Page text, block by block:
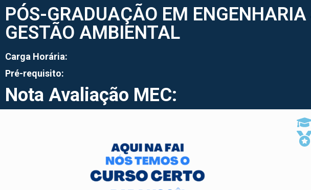
PÓS-GRADUAÇÃO EM
GESTÃO AMBIENTAL
Carga Horária:
Pré-requisito:
Nota Avaliação MEC: